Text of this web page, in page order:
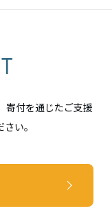
寄付を通じたご支援
い。